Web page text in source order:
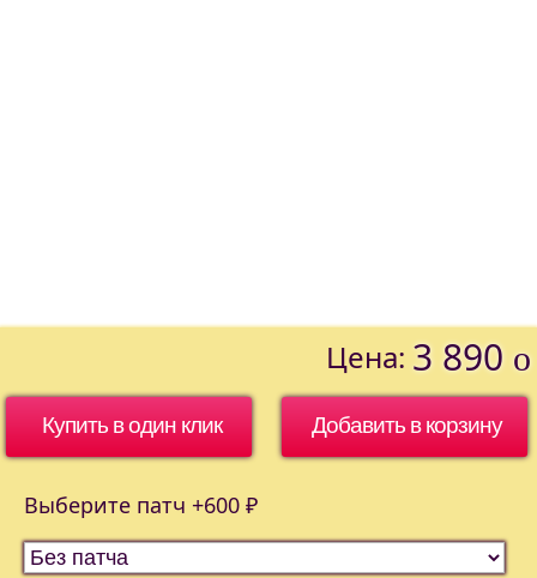
Цена: 3 890 o
Купить в один клик
Выберите патч +600 ₽